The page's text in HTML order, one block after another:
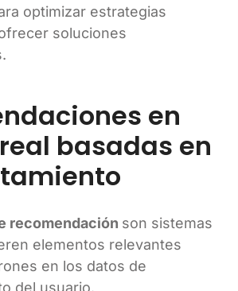
optimizar estrategias
soluciones
en
basadas en
recomendación son sistemas
elementos relevantes
en los datos de
del usuario.